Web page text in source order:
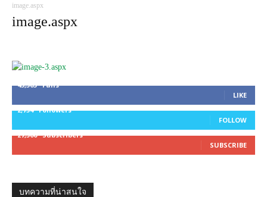
image.aspx
image.aspx
45,305 Fans
LIKE
2,754
Followers
FOLLOW
27,500 Subscribers
SUBSCRIBE
บทความที่น่าสนใจ